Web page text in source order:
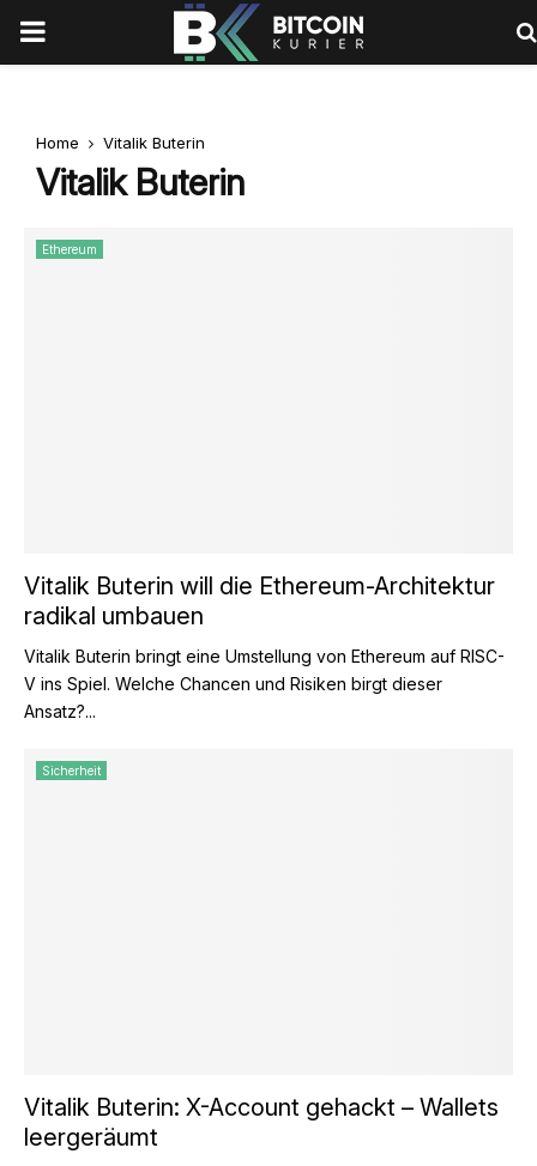
PRIMARY
Home Vitalik Buterin
Vitalik Buterin
Ethereum
Vitalik Buterin will die Ethereum-Architektur
radikal umbauen
Vitalik Buterin bringt eine Umstellung von Ethereum auf RISC-
V ins Spiel. Welche Chancen und Risiken birgt dieser
Ansatz?...
Sicherheit
Vitalik Buterin: X-Account gehackt – Wallets
leergeräumt